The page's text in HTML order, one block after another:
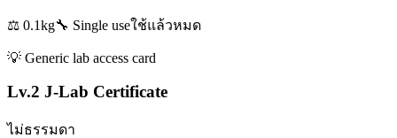
⚖️ 0.1kg🔧 Single useใช้แล้วหมด
💡 Generic lab access card
Lv.2 J-Lab Certificate
ไม่ธรรมดา